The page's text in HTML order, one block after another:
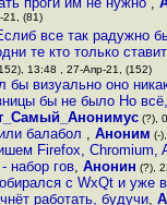
21, (81)
все так радужно
те кто только
13:48 , 27-Апр-21, (152)
бы визуально оно
бы не было Но
(?),
балабол , Аноним (-
Firefox, Chromium,
набор гов, Анонин (?),
с WxQt и уже
работать, будучи,